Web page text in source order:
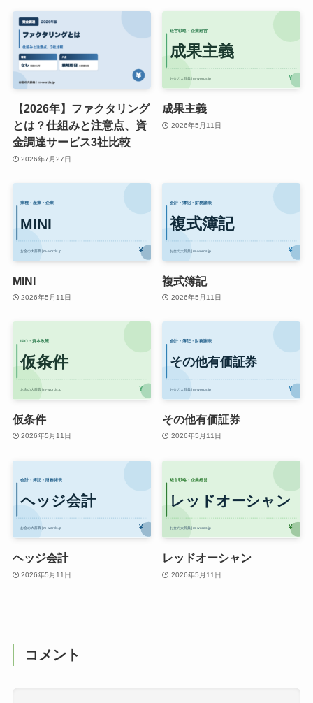
【2026年】ファクタリング
とは？仕組みと注意点、資
金調達サービス3社比較
2026年7月27日
成果主義
2026年5月11日
MINI
2026年5月11日
複式簿記
2026年5月11日
仮条件
2026年5月11日
その他有価証券
2026年5月11日
ヘッジ会計
2026年5月11日
レッドオーシャン
2026年5月11日
コメント